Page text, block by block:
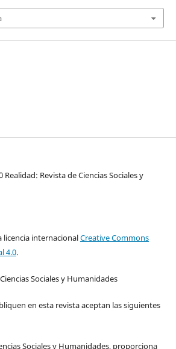
Revista de Ciencias Sociales y
licencia internacionalCreative Commons
4.0.
Sociales y Humanidades
en esta revista aceptan las siguientes
Sociales y Humanidades, proporciona